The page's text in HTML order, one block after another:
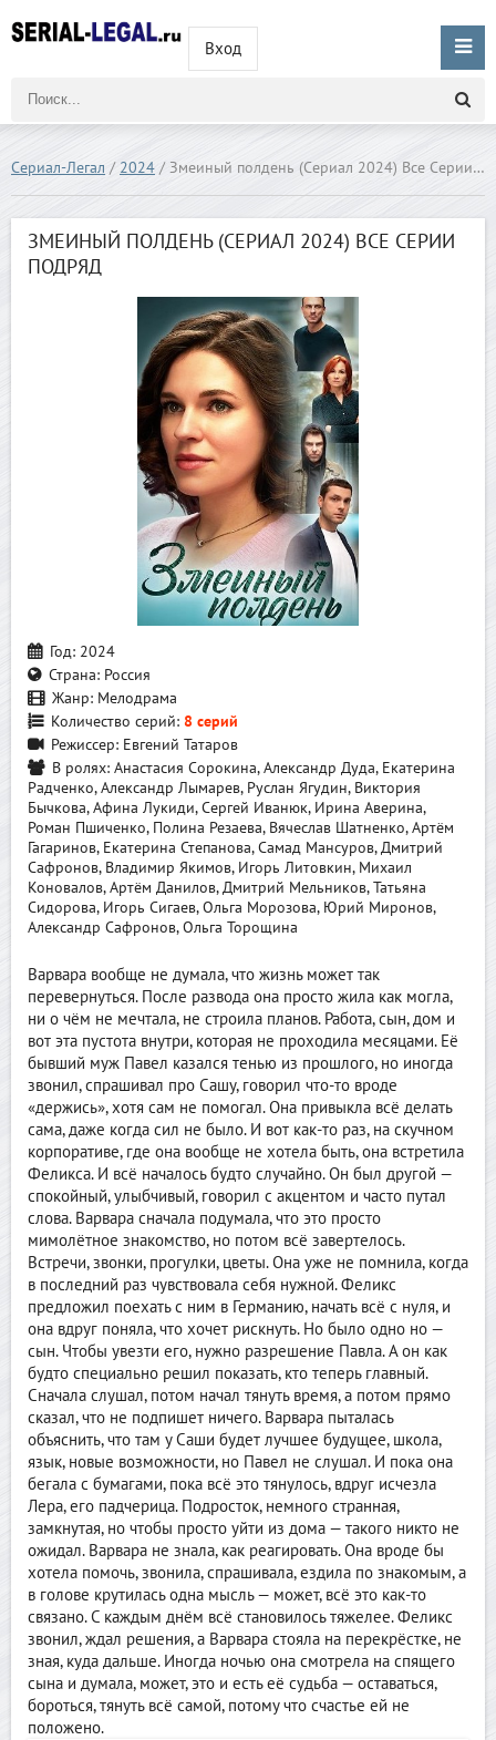
Вход
Сериал-Легал / 2024 / Змеиный полдень (Сериал 2024) Все Серии Подряд
ЗМЕИНЫЙ ПОЛДЕНЬ (СЕРИАЛ 2024) ВСЕ СЕРИИ
ПОДРЯД
Год: 2024
Страна: Россия
Жанр: Мелодрама
Количество серий: 8 серий
Режиссер: Евгений Татаров
В ролях: Анастасия Сорокина, Александр Дуда, Екатерина
Радченко, Александр Лымарев, Руслан Ягудин, Виктория
Бычкова, Афина Лукиди, Сергей Иванюк, Ирина Аверина,
Роман Пшиченко, Полина Резаева, Вячеслав Шатненко, Артём
Гагаринов, Екатерина Степанова, Самад Мансуров, Дмитрий
Сафронов, Владимир Якимов, Игорь Литовкин, Михаил
Коновалов, Артём Данилов, Дмитрий Мельников, Татьяна
Сидорова, Игорь Сигаев, Ольга Морозова, Юрий Миронов,
Александр Сафронов, Ольга Торощина
Варвара вообще не думала, что жизнь может так
перевернуться. После развода она просто жила как могла,
ни о чём не мечтала, не строила планов. Работа, сын, дом и
вот эта пустота внутри, которая не проходила месяцами. Её
бывший муж Павел казался тенью из прошлого, но иногда
звонил, спрашивал про Сашу, говорил что-то вроде
«держись», хотя сам не помогал. Она привыкла всё делать
сама, даже когда сил не было. И вот как-то раз, на скучном
корпоративе, где она вообще не хотела быть, она встретила
Феликса. И всё началось будто случайно. Он был другой —
спокойный, улыбчивый, говорил с акцентом и часто путал
слова. Варвара сначала подумала, что это просто
мимолётное знакомство, но потом всё завертелось.
Встречи, звонки, прогулки, цветы. Она уже не помнила, когда
в последний раз чувствовала себя нужной. Феликс
предложил поехать с ним в Германию, начать всё с нуля, и
она вдруг поняла, что хочет рискнуть. Но было одно но —
сын. Чтобы увезти его, нужно разрешение Павла. А он как
будто специально решил показать, кто теперь главный.
Сначала слушал, потом начал тянуть время, а потом прямо
сказал, что не подпишет ничего. Варвара пыталась
объяснить, что там у Саши будет лучшее будущее, школа,
язык, новые возможности, но Павел не слушал. И пока она
бегала с бумагами, пока всё это тянулось, вдруг исчезла
Лера, его падчерица. Подросток, немного странная,
замкнутая, но чтобы просто уйти из дома — такого никто не
ожидал. Варвара не знала, как реагировать. Она вроде бы
хотела помочь, звонила, спрашивала, ездила по знакомым, а
в голове крутилась одна мысль — может, всё это как-то
связано. С каждым днём всё становилось тяжелее. Феликс
звонил, ждал решения, а Варвара стояла на перекрёстке, не
зная, куда дальше. Иногда ночью она смотрела на спящего
сына и думала, может, это и есть её судьба — оставаться,
бороться, тянуть всё самой, потому что счастье ей не
положено.